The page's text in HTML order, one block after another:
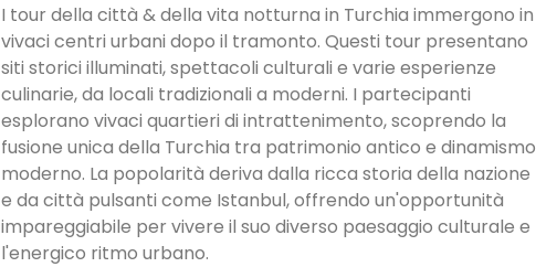
I tour della città & della vita notturna in Turchia immergono in
vivaci centri urbani dopo il tramonto. Questi tour presentano
siti storici illuminati, spettacoli culturali e varie esperienze
culinarie, da locali tradizionali a moderni. I partecipanti
esplorano vivaci quartieri di intrattenimento, scoprendo la
fusione unica della Turchia tra patrimonio antico e dinamismo
moderno. La popolarità deriva dalla ricca storia della nazione
e da città pulsanti come Istanbul, offrendo un'opportunità
impareggiabile per vivere il suo diverso paesaggio culturale e
l'energico ritmo urbano.